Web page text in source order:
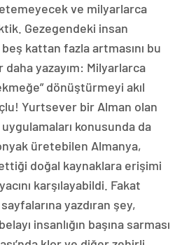
ve milyarlarca
Gezegendeki insan
beş kattan fazla artmasını bu
yazayım: Milyarlarca
dönüştürmeyi akıl
Yurtsever bir Alman olan
konusunda da
üretebilen Almanya,
doğal kaynaklara erişimi
karşılayabildi. Fakat
yazdıran şey,
insanlığın başına sarması